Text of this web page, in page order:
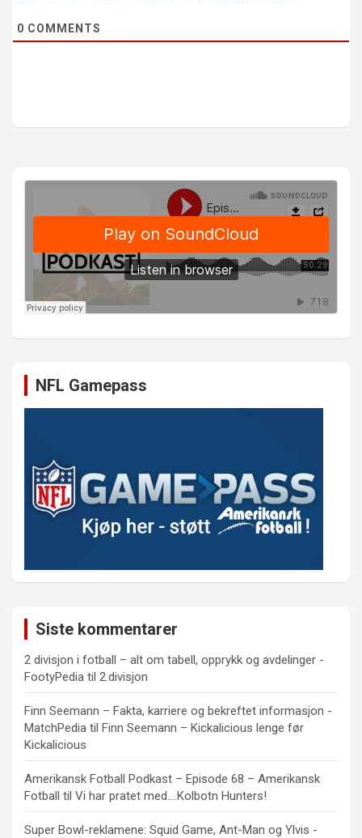
0 COMMENTS
NFL Gamepass
Siste kommentarer
2 divisjon i fotball – alt om tabell, opprykk og avdelinger -
FootyPedia til 2.divisjon
Finn Seemann – Fakta, karriere og bekreftet informasjon -
MatchPedia til Finn Seemann – Kickalicious lenge før
Kickalicious
Amerikansk Fotball Podkast – Episode 68 – Amerikansk
Fotball til Vi har pratet med….Kolbotn Hunters!
Super Bowl-reklamene: Squid Game, Ant-Man og Ylvis -